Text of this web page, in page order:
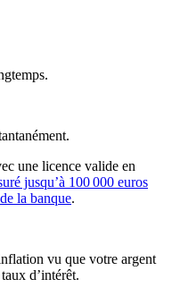
une licence valide en
jusqu’à 100 000 euros
la banque.
vu que votre argent
d’intérêt.